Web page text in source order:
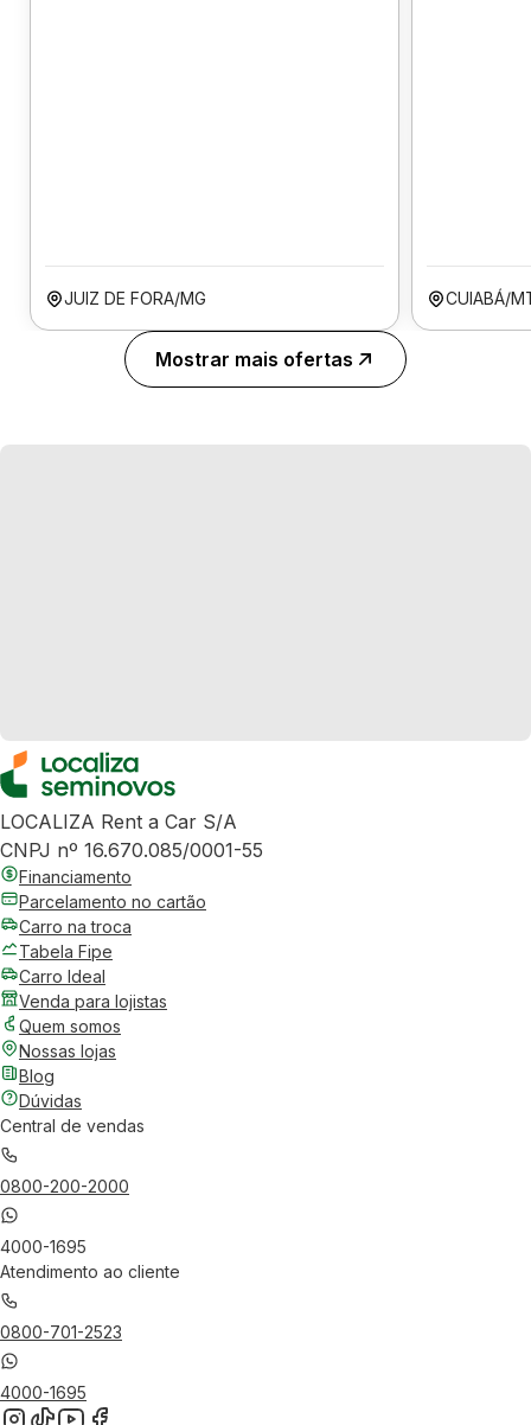
JUIZ DE FORA/MG CUIABÁ/
Mostrar mais ofertas
LOCALIZA Rent a Car S/A
CNPJ nº 16.670.085/0001-55
Financiamento
Parcelamento no cartão
Carro na troca
Tabela Fipe
Carro Ideal
Venda para lojistas
Quem somos
Nossas lojas
Blog
Dúvidas
Central de vendas
0800-200-2000
4000-1695
Atendimento ao cliente
0800-701-2523
4000-1695